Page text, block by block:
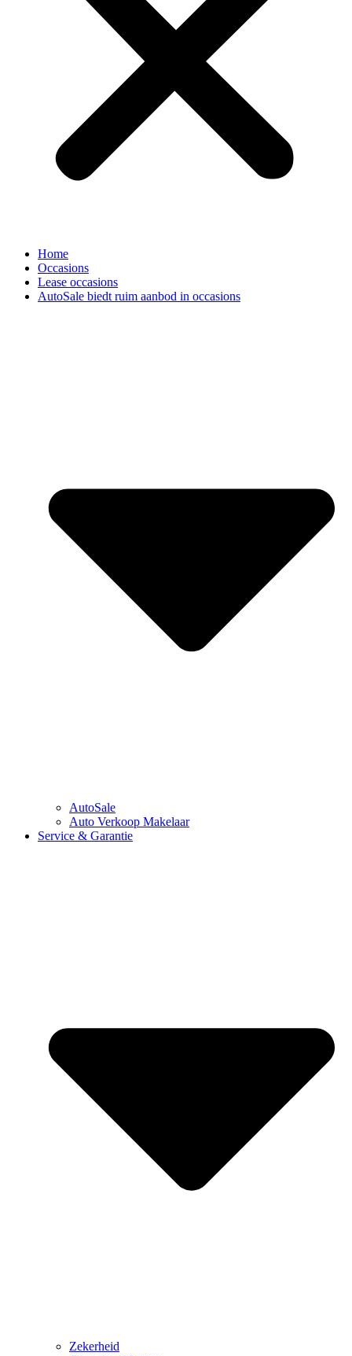
Home
Occasions
Lease occasions
AutoSale biedt ruim aanbod in occasions
AutoSale
Auto Verkoop Makelaar
Service & Garantie
Zekerheid